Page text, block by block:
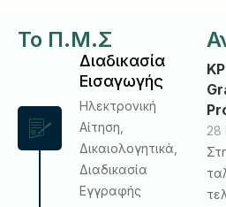
Το Π.Μ.Σ
Διαδικασία
Εισαγωγής
Ηλεκτρονική
Αίτηση,
Δικαιολογητικά,
Διαδικασία
Εγγραφής
28